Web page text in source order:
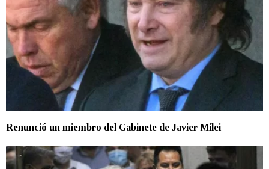
Renunció un miembro del Gabinete de Javier Milei